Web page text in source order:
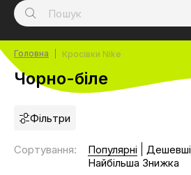
Головна Кросівки Nike
Чорно-біле
Фільтри
Сортування: Популярні Дешевші
Найбільша Знижка